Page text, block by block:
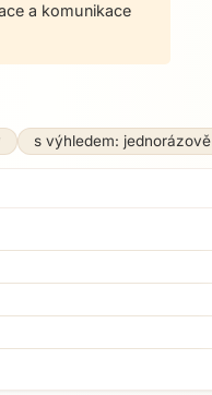
a komunikace
s výhledem: jednorázově